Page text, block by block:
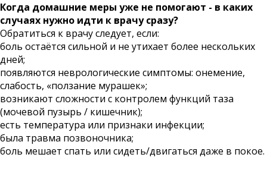
Когда домашние меры уже не помогают - в каких
случаях нужно идти к врачу сразу?
Обратиться к врачу следует, если:
боль остаётся сильной и не утихает более нескольких
дней;
появляются неврологические симптомы: онемение,
слабость, «ползание мурашек»;
возникают сложности с контролем функций таза
(мочевой пузырь / кишечник);
есть температура или признаки инфекции;
была травма позвоночника;
боль мешает спать или сидеть/двигаться даже в покое.